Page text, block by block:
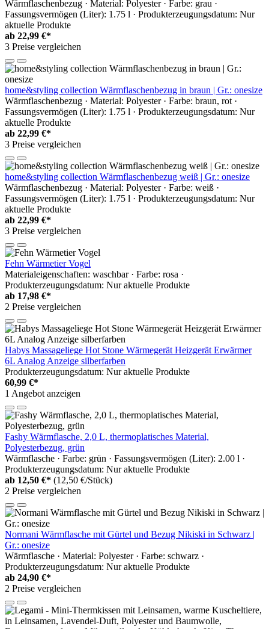
Wärmflaschenbezug · Material: Polyester · Farbe: grau ·
Fassungsvermögen (Liter): 1.75 l · Produkterzeugungsdatum: Nur
aktuelle Produkte
ab 22,99 €*
3 Preise vergleichen
home&styling collection Wärmflaschenbezug in braun | Gr.: onesize
Wärmflaschenbezug · Material: Polyester · Farbe: braun, rot ·
Fassungsvermögen (Liter): 1.75 l · Produkterzeugungsdatum: Nur
aktuelle Produkte
ab 22,99 €*
3 Preise vergleichen
home&styling collection Wärmflaschenbezug weiß | Gr.: onesize
Wärmflaschenbezug · Material: Polyester · Farbe: weiß ·
Fassungsvermögen (Liter): 1.75 l · Produkterzeugungsdatum: Nur
aktuelle Produkte
ab 22,99 €*
3 Preise vergleichen
Fehn Wärmetier Vogel
Materialeigenschaften: waschbar · Farbe: rosa ·
Produkterzeugungsdatum: Nur aktuelle Produkte
ab 17,98 €*
2 Preise vergleichen
Habys Massageliege Hot Stone Wärmegerät Heizgerät Erwärmer
6L Analog Anzeige silberfarben
Produkterzeugungsdatum: Nur aktuelle Produkte
60,99 €*
1 Angebot anzeigen
Fashy Wärmflasche, 2,0 L, thermoplatisches Material,
Polyesterbezug, grün
Wärmflasche · Farbe: grün · Fassungsvermögen (Liter): 2.00 l ·
Produkterzeugungsdatum: Nur aktuelle Produkte
ab 12,50 €* (12,50 €/Stück)
2 Preise vergleichen
Normani Wärmflasche mit Gürtel und Bezug Nikiski in Schwarz |
Gr.: onesize
Wärmflasche · Material: Polyester · Farbe: schwarz ·
Produkterzeugungsdatum: Nur aktuelle Produkte
ab 24,90 €*
2 Preise vergleichen